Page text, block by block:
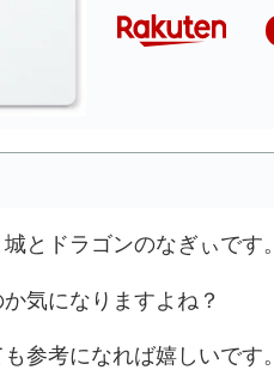
とドラゴンのなぎぃです。
気になりますよね？
参考になれば嬉しいです。